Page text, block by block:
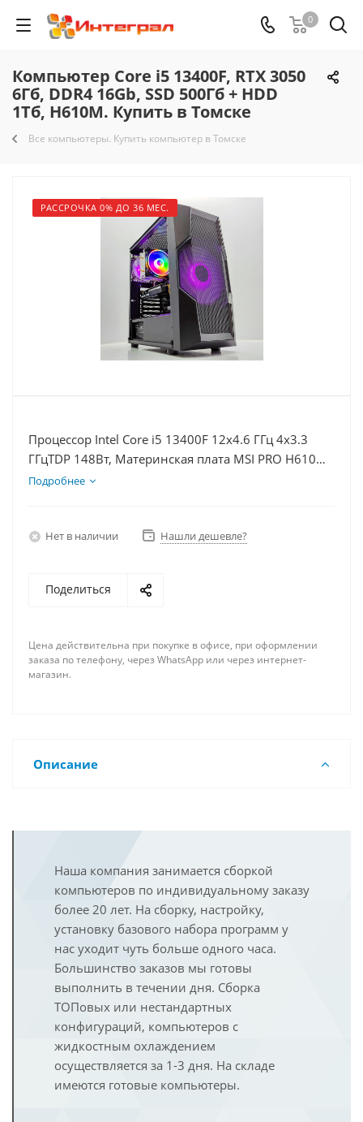
0
Компьютер Core i5 13400F, RTX 3050
6Гб, DDR4 16Gb, SSD 500Гб + HDD
1Тб, H610M. Купить в Томске
Все компьютеры. Купить компьютер в Томске
РАССРОЧКА 0% ДО 36 МЕС.
Процессор Intel Core i5 13400F 12x4.6 ГГц 4x3.3
ГГцTDP 148Вт, Материнская плата MSI PRO H610M-
E, Видеокарта RTX 3050 6Гб, Память DDR4 16Gb,
Подробнее
Нет в наличии Нашли дешевле?
Поделиться
Цена действительна при покупке в офисе, при оформлении
заказа по телефону, через WhatsApp или через интернет-
магазин.
Описание
Наша компания занимается сборкой
компьютеров по индивидуальному заказу
более 20 лет. На сборку, настройку,
установку базового набора программ у
нас уходит чуть больше одного часа.
Большинство заказов мы готовы
выполнить в течении дня. Сборка
ТОПовых или нестандартных
конфигураций, компьютеров с
жидкостным охлаждением
осуществляется за 1-3 дня. На складе
имеются готовые компьютеры.